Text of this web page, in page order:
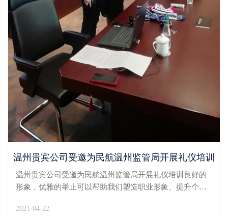
温州贵宾公司受邀为民航温州监管局开展礼仪培训
温州贵宾公司受邀为民航温州监管局开展礼仪培训良好的
形象，优雅的举止可以帮助我们塑造职业形象、提升个人
州监管局领导及员工开展礼仪培训。本次课程培训地点设
2021-04-22